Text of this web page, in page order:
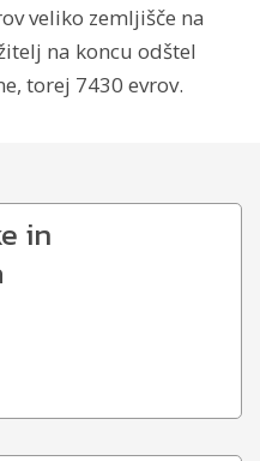
veliko zemljišče na
na koncu odštel
torej 7430 evrov.
in